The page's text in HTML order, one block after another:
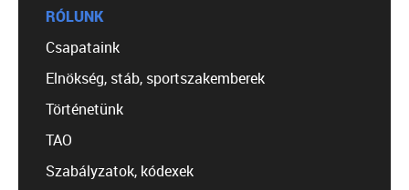
RÓLUNK
Csapataink
Elnökség, stáb, sportszakemberek
Történetünk
TAO
Szabályzatok, kódexek